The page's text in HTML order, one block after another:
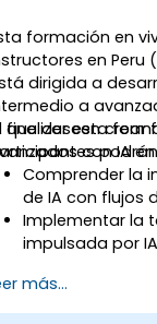
formación en
en Peru
dirigida a
a
que deseen crear
con IA en
finalizar esta
Comprender la
de IA con flujos
Implementar la
impulsada por
Crear nodos de
utilizar nodos
más...